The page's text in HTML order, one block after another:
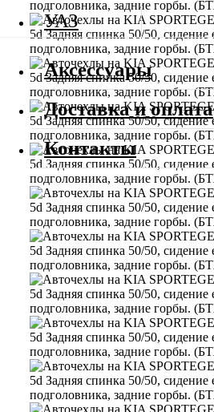
УАЗ
Аксессуары
Доставка и оплата
Контакты